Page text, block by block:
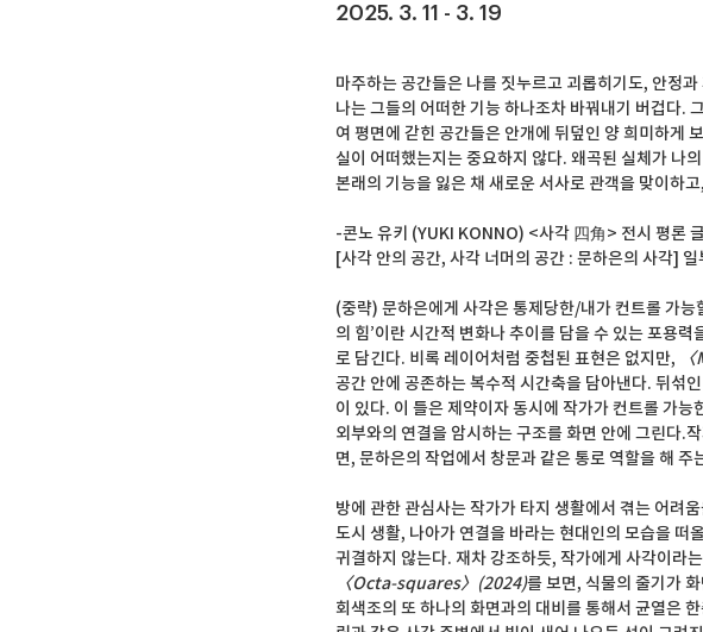
2025. 3. 11 - 3. 19
마주하는 공간들은 나를 짓누르고 괴롭히기도, 안정
나는 그들의 어떠한 기능 하나조차 바꿔내기 버겁다.
여 평면에 갇힌 공간들은 안개에 뒤덮인 양 희미하게
실이 어떠했는지는 중요하지 않다. 왜곡된 실체가 나
본래의 기능을 잃은 채 새로운 서사로 관객을 맞이하
-콘노 유키 (YUKI KONNO) <사각 四角> 전시 평론
[사각 안의 공간, 사각 너머의 공간 : 문하은의 사각] 일
(중략) 문하은에게 사각은 통제당한/내가 컨트롤 가
의 힘’이란 시간적 변화나 추이를 담을 수 있는 포용
로 담긴다. 비록 레이어처럼 중첩된 표현은 없지만,
공간 안에 공존하는 복수적 시간축을 담아낸다. 뒤섞
이 있다. 이 틀은 제약이자 동시에 작가가 컨트롤 가
외부와의 연결을 암시하는 구조를 화면 안에 그린다.
면, 문하은의 작업에서 창문과 같은 통로 역할을 해
방에 관한 관심사는 작가가 타지 생활에서 겪는 어려
도시 생활, 나아가 연결을 바라는 현대인의 모습을 떠
귀결하지 않는다. 재차 강조하듯, 작가에게 사각이라
〈Octa-squares〉(2024)를 보면, 식물의 줄기가
회색조의 또 하나의 화면과의 대비를 통해서 균열은